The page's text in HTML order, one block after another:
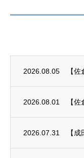
2026.08.05
2026.08.01
2026.07.31